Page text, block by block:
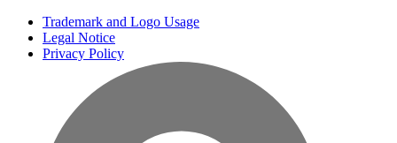
Trademark and Logo Usage
Legal Notice
Privacy Policy